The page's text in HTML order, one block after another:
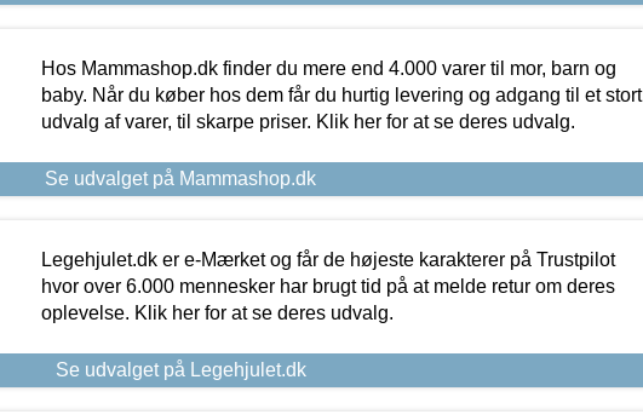
Hos Mammashop.dk finder du mere end 4.000 varer til mor, barn og
baby. Når du køber hos dem får du hurtig levering og adgang til et stort
udvalg af varer, til skarpe priser. Klik her for at se deres udvalg.
Se udvalget på Mammashop.dk
Legehjulet.dk er e-Mærket og får de højeste karakterer på Trustpilot
hvor over 6.000 mennesker har brugt tid på at melde retur om deres
oplevelse. Klik her for at se deres udvalg.
Se udvalget på Legehjulet.dk